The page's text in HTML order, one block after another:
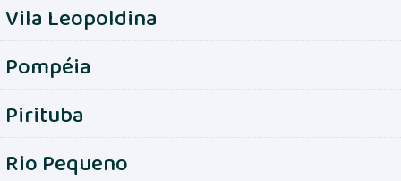
Vila Leopoldina
Pompéia
Pirituba
Rio Pequeno